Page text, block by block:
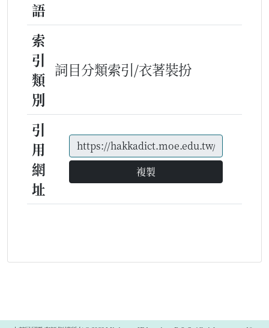
語
索
引
類
別
詞目分類索引/衣著裝扮
引
用
網
址
複製